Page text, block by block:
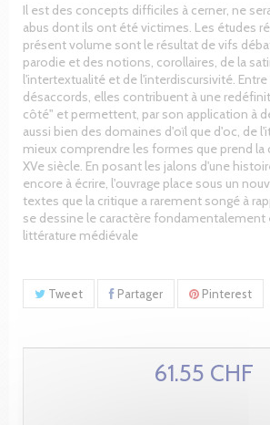
Il est des concepts difficiles à cerner, ne
abus dont ils ont été victimes. Les études
présent volume sont le résultat de vifs
parodie et des notions, corollaires, de la
l'intertextualité et de l'interdiscursivité.
désaccords, elles contribuent à une
côté" et permettent, par son application à
aussi bien des domaines d'oïl que d'oc, de
mieux comprendre les formes que prend la
XVe siècle. En posant les jalons d'une
encore à écrire, l'ouvrage place sous un
textes que la critique a rarement songé à
se dessine le caractère fondamentalement
littérature médiévale
Tweet Partager Pinterest
61.55 CHF